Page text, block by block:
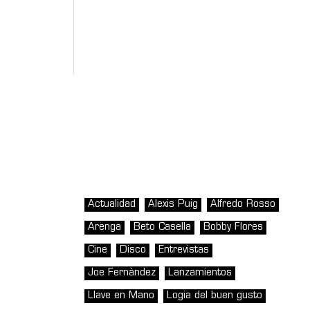
Actualidad Alexis Puig Alfredo Rosso
Arenga Beto Casella Bobby Flores
Cine Disco Entrevistas
Joe Fernández Lanzamientos
Llave en Mano Logia del buen gusto